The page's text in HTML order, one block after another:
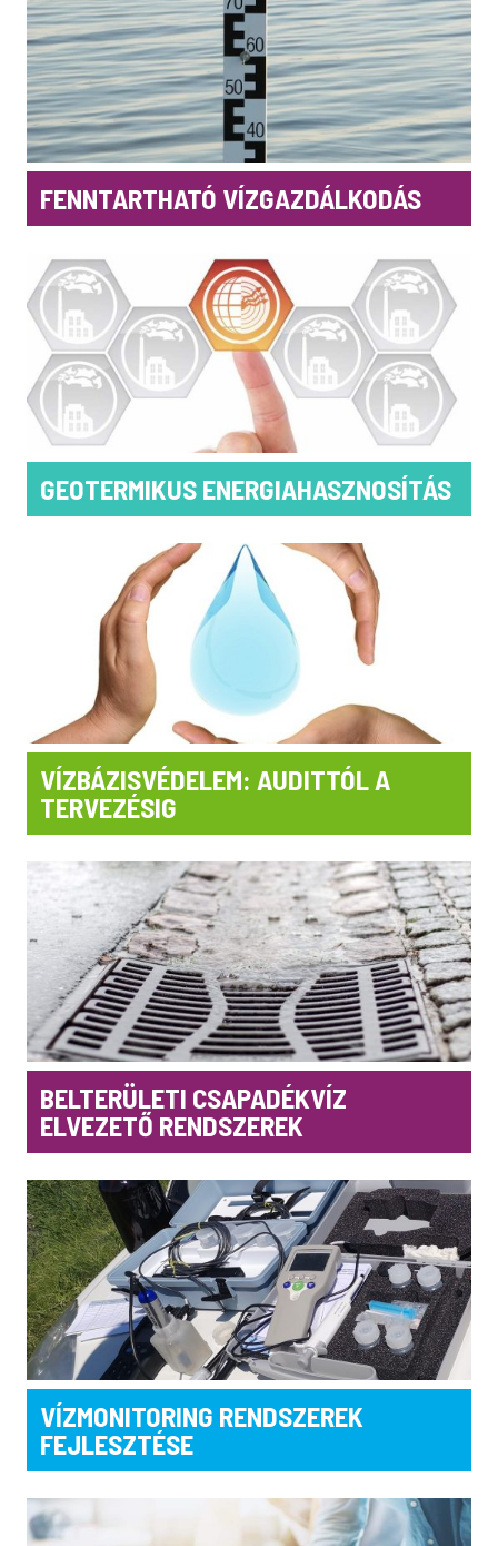
FENNTARTHATÓ VÍZGAZDÁLKODÁS
GEOTERMIKUS ENERGIAHASZNOSÍTÁS
VÍZBÁZISVÉDELEM: AUDITTÓL A
TERVEZÉSIG
BELTERÜLETI CSAPADÉKVÍZ
ELVEZETŐ RENDSZEREK
VÍZMONITORING RENDSZEREK
FEJLESZTÉSE